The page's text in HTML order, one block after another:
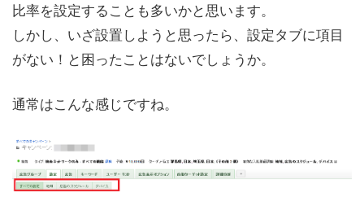
比率を設定することも多いかと思います。
しかし、いざ設置しようと思ったら、設定タブに項目
がない！と困ったことはないでしょうか。
通常はこんな感じですね。